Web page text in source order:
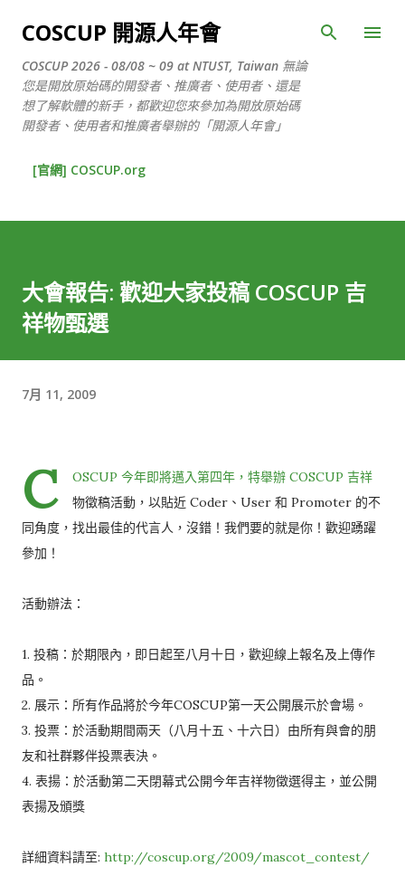
跳到主要內容
COSCUP 開源人年會
COSCUP 2026 - 08/08 ~ 09 at NTUST, Taiwan 無論
您是開放原始碼的開發者、推廣者、使用者、還是
想了解軟體的新手，都歡迎您來參加為開放原始碼
開發者、使用者和推廣者舉辦的「開源人年會」
[官網] COSCUP.org
大會報告: 歡迎大家投稿 COSCUP 吉
祥物甄選
7月 11, 2009
C
OSCUP 今年即將邁入第四年，特舉辦 COSCUP 吉祥
物徵稿活動，以貼近 Coder、User 和 Promoter 的不
同角度，找出最佳的代言人，沒錯！我們要的就是你！歡迎踴躍
參加！
活動辦法：
1. 投稿：於期限內，即日起至八月十日，歡迎線上報名及上傳作
品。
2. 展示：所有作品將於今年COSCUP第一天公開展示於會場。
3. 投票：於活動期間兩天（八月十五、十六日）由所有與會的朋
友和社群夥伴投票表決。
4. 表揚：於活動第二天閉幕式公開今年吉祥物徵選得主，並公開
表揚及頒獎
詳細資料請至: http://coscup.org/2009/mascot_contest/